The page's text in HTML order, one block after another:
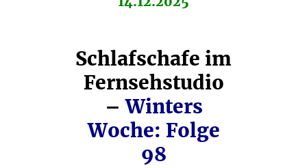
Schlafschafe im
Fernsehstudio
–Winters
Woche: Folge
98